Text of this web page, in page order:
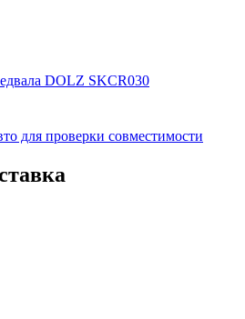
DOLZ SKCR030
для проверки совместимости